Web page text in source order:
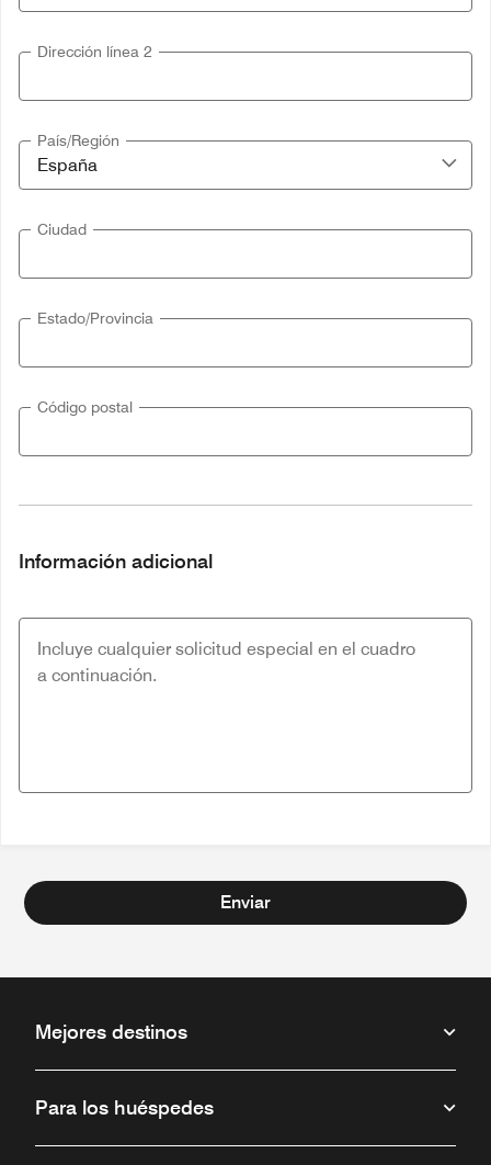
Dirección línea 2
País/Región
Ciudad
Estado/Provincia
Código postal
Información adicional
Enviar
Mejores destinos
Para los huéspedes